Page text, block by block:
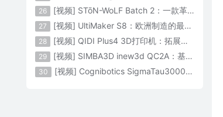
26 [视频] STōN-WoLF Batch 2：一款革命性的“飞行龙门架”3D打印机
27 [视频] UltiMaker S8：欧洲制造的最快的桌面双材料专业3D打印机
28 [视频] QIDI Plus4 3D打印机：拓展您的想象力
29 [视频] SIMBA3D inew3d QC2A：基于AI建模的桌面全彩色3D打印机
30 [视频] Cognibotics SigmaTau3000 轻型机器人：智能制造的未来